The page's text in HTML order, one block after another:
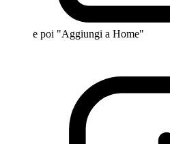
e poi "Aggiungi a Home"